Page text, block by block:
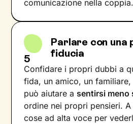
comunicazione nella coppia.
5
Parlare con una
fiducia
Confidare i propri dubbi a
fida, un amico, un
può aiutare a sentirsi meno
ordine nei propri pensieri.
cose ad alta voce per